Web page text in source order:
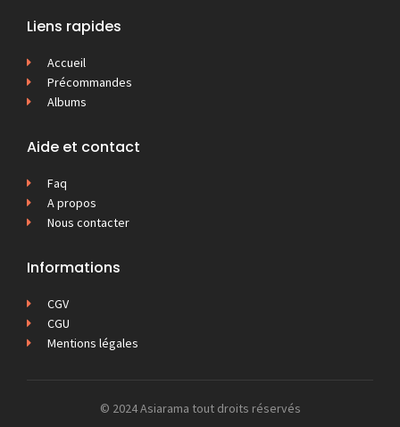
Liens rapides
Accueil
Précommandes
Albums
Aide et contact
Faq
A propos
Nous contacter
Informations
CGV
CGU
Mentions légales
© 2024 Asiarama tout droits réservés